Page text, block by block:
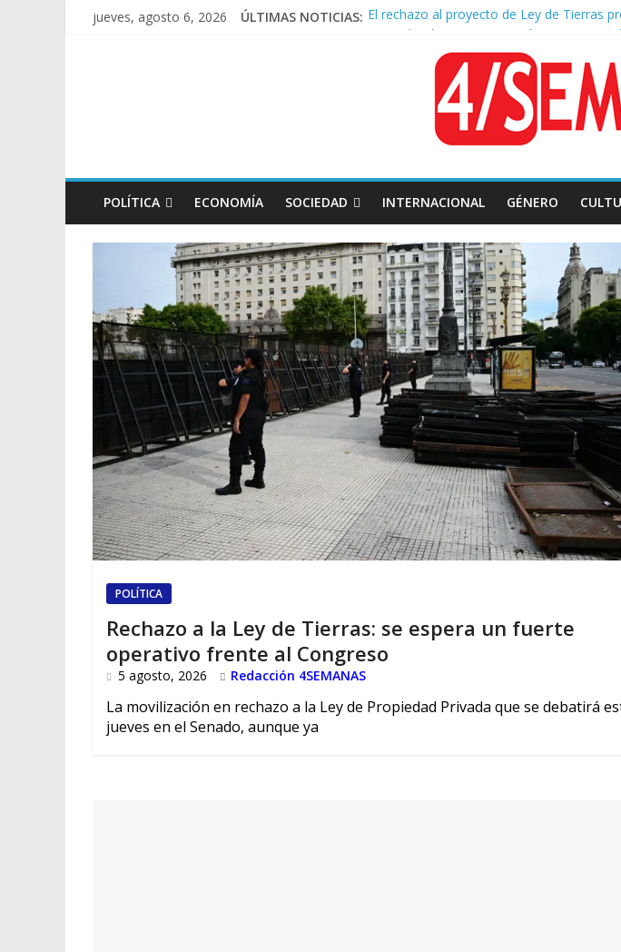
jueves, agosto 6, 2026 ÚLTIMAS NOTICIAS: El rechazo al proyecto de Ley de Tierras
Confirmado: el papa León XIV visitará la
Crisis diplomática: Brasil retiró a su
Rechazo a la Ley de Tierras: se espera
POLÍTICA ECONOMÍA SOCIEDAD INTERNACIONAL GÉNERO
POLÍTICA
Rechazo a la Ley de Tierras: se espera un fuerte
operativo frente al Congreso
5 agosto, 2026 Redacción 4SEMANAS
La movilización en rechazo a la Ley de Propiedad Privada que se debatirá
jueves en el Senado, aunque ya